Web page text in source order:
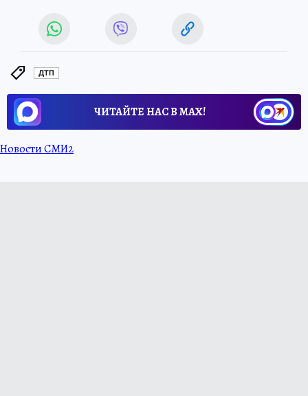
ДТП
ЧИТАЙТЕ НАС В МАХ!
Новости СМИ2